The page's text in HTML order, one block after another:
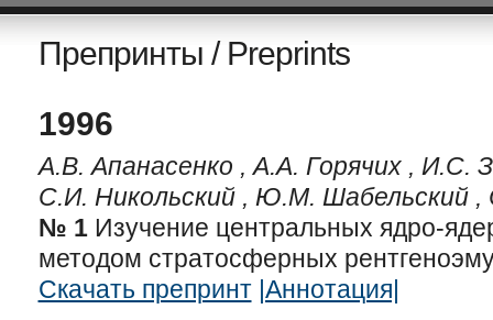
Препринты / Preprints
1996
А.В. Апанасенко ,А.А. Горячих , И.С.
С.И. Никольский , Ю.М. Шабельский ,
№ 1Изучение центральных ядро-
методом стратосферных
Скачать препринт |Аннотация|